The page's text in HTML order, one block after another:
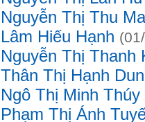
Nguyễn Thị Thu
Lâm Hiếu Hạnh
Nguyễn Thị Thanh
Thân Thị Hạnh
Ngô Thị Minh Thúy
Phạm Thị Ánh